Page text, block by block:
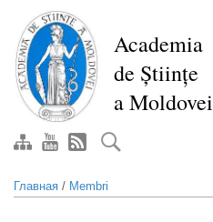
Перейти
основному
содержанию
Academia
de Științe
a Moldovei
Главная / Membri